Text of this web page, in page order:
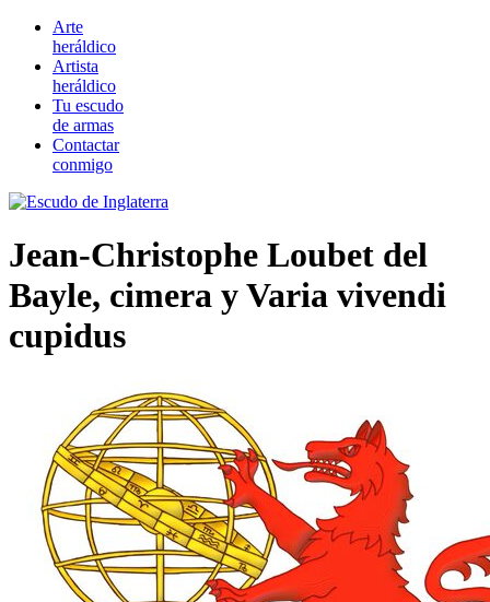
Arte
heráldico
Artista
heráldico
Tu escudo
de armas
Contactar
conmigo
Jean-Christophe Loubet del
Bayle, cimera y Varia vivendi
cupidus